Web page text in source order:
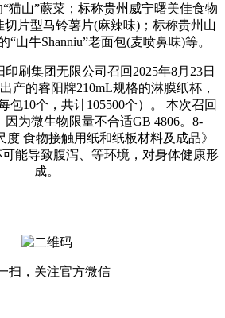
猫山”蕨菜；标称贵州威宁曙美佳食物
片型马铃薯片(麻辣味)；标称贵州山
山牛Shanniu”老面包(麦喷鼻味)等。
集团无限公司召回2025年8月23日
产的睿阳牌210mL规格的淋膜纸杯，
包10个，共计105500个）。 本次召回
为微生物限量不合适GB 4806。8-
度 食物接触用纸和纸板材料及成品》
能导致腹泻、等环境，对身体健康形
成。
扫，关注官方微信